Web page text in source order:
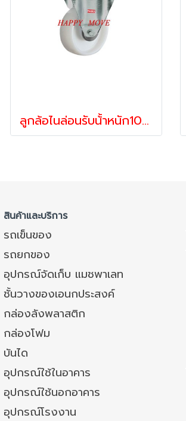
ลูกล้อไนล่อนรับน้้าหนัก100-250กก.แป้นตาย รุ่น VALUE ยี่ห้อ PAREO 06256,06355,06454
สินค้าและบริการ
รถเข็นของ
รถยกของ
อุปกรณ์จัดเก็บ แมชพาเลท
ชั้นวางของเอนกประสงค์
กล่องลังพลาสติก
กล่องโฟม
บันได
อุปกรณ์ใช้ในอาคาร
อุปกรณ์ใช้นอกอาคาร
อุปกรณ์โรงงาน